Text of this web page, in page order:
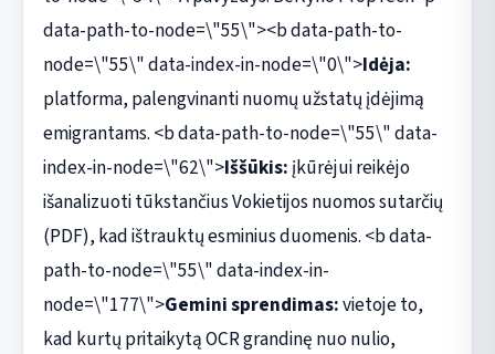
data-path-to-node=\"55\"><b data-path-to-
node=\"55\" data-index-in-node=\"0\">Idėja:
platforma, palengvinanti nuomų užstatų įdėjimą
emigrantams. <b data-path-to-node=\"55\" data-
index-in-node=\"62\">Iššūkis: įkūrėjui reikėjo
išanalizuoti tūkstančius Vokietijos nuomos sutarčių
(PDF), kad ištrauktų esminius duomenis. <b data-
path-to-node=\"55\" data-index-in-
node=\"177\">Gemini sprendimas:vietoje to,
kad kurtų pritaikytą OCR grandinę nuo nulio,